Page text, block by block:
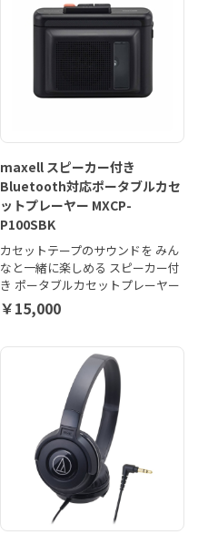
maxell スピーカー付き
Bluetooth対応ポータブルカセ
ットプレーヤー MXCP-
P100SBK
カセットテープのサウンドを みん
なと一緒に楽しめる スピーカー付
き ポータブルカセットプレーヤー
￥15,000